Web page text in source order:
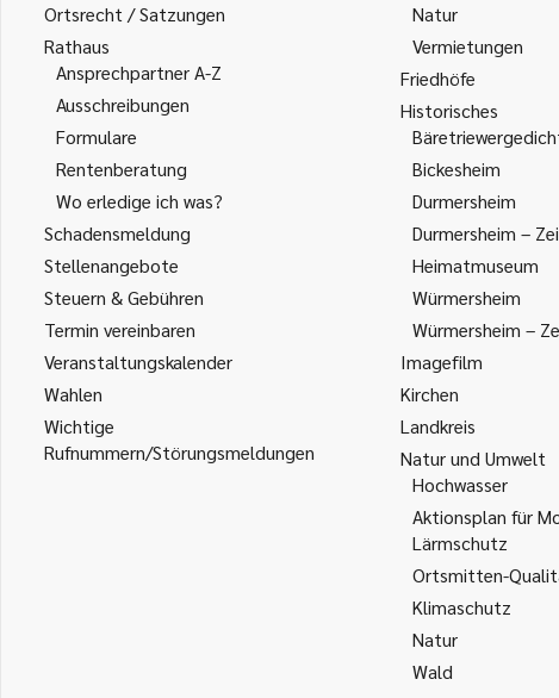
Ortsrecht / Satzungen
Rathaus
Ansprechpartner A-Z
Ausschreibungen
Formulare
Rentenberatung
Wo erledige ich was?
Schadensmeldung
Stellenangebote
Steuern & Gebühren
Termin vereinbaren
Veranstaltungskalender
Wahlen
Wichtige
Rufnummern/Störungsmeldungen
Natur
Vermietungen
Friedhöfe
Historisches
Bickesheim
Durmersheim
Durmersheim –
Heimatmuseum
Würmersheim
Würmersheim –
Imagefilm
Kirchen
Landkreis
Natur und Umwelt
Hochwasser
Aktionsplan für
Lärmschutz
Ortsmitten-
Klimaschutz
Natur
Wald